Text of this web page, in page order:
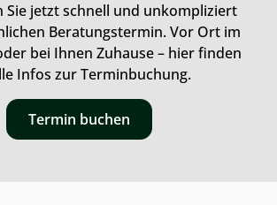
Sie jetzt schnell und unkompliziert
Beratungstermin. Vor Ort im
bei Ihnen Zuhause – hier finden
Infos zur Terminbuchung.
Termin buchen